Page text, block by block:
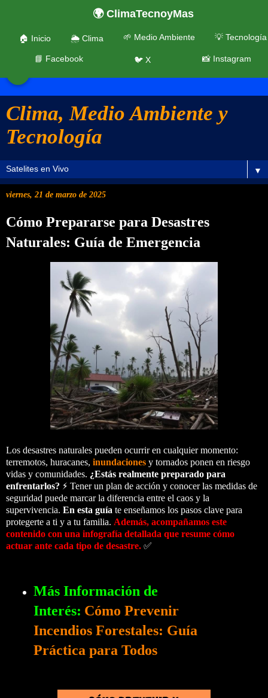
Clima, Medio Ambiente y
Tecnología
🌍 ClimaTecnoyMas
🏠 Inicio 🌦️ Clima 🌱 Medio Ambiente 💡 Tecnología
📘 Facebook 🐦 X 📸 Instagram
▼
viernes, 21 de marzo de 2025
Cómo Prepararse para Desastres
Naturales: Guía de Emergencia
Los desastres naturales pueden ocurrir en cualquier momento:
terremotos, huracanes, inundaciones y tornados ponen en riesgo
vidas y comunidades. ¿Estás realmente preparado para
enfrentarlos? ⚡ Tener un plan de acción y conocer las medidas de
seguridad puede marcar la diferencia entre el caos y la
supervivencia. En esta guía te enseñamos los pasos clave para
protegerte a ti y a tu familia. Además, acompañamos este
contenido con una infografía detallada que resume cómo
actuar ante cada tipo de desastre. ✅
Más Información de
Interés: Cómo Prevenir
Incendios Forestales: Guía
Práctica para Todos